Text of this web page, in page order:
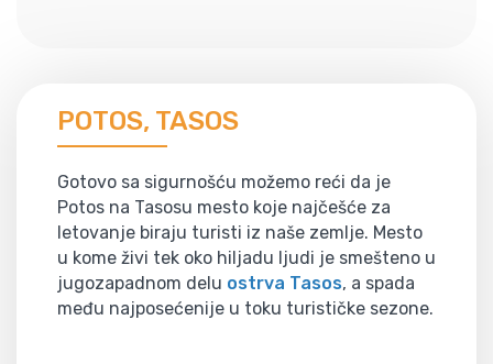
POTOS, TASOS
Gotovo sa sigurnošću možemo reći da je
Potos na Tasosu mesto koje najčešće za
letovanje biraju turisti iz naše zemlje. Mesto
u kome živi tek oko hiljadu ljudi je smešteno u
jugozapadnom delu ostrva Tasos, a spada
među najposećenije u toku turističke sezone.